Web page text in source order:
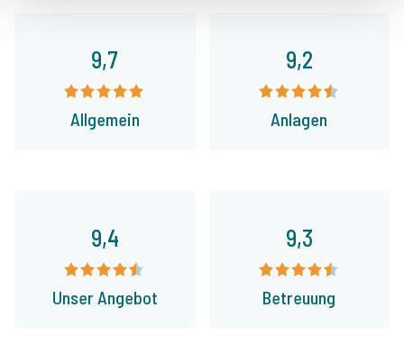
9,7
Allgemein
9,2
Anlagen
9,4
Unser Angebot
9,3
Betreuung